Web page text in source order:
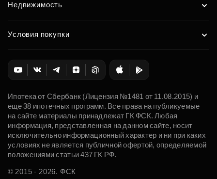
Недвижимость
Условия покупки
Ипотека от Сбербанк (Лицензия №1481 от 11.08.2015) и
еще 38 ипотечных программ. Все права на публикуемые
на сайте материалы принадлежат ГК ФСК. Любая
информация, представленная на данном сайте, носит
исключительно информационный характер и ни при каких
условиях не является публичной офертой, определяемой
положениями статьи 437 ГК РФ.
© 2015 - 2026. ФСК